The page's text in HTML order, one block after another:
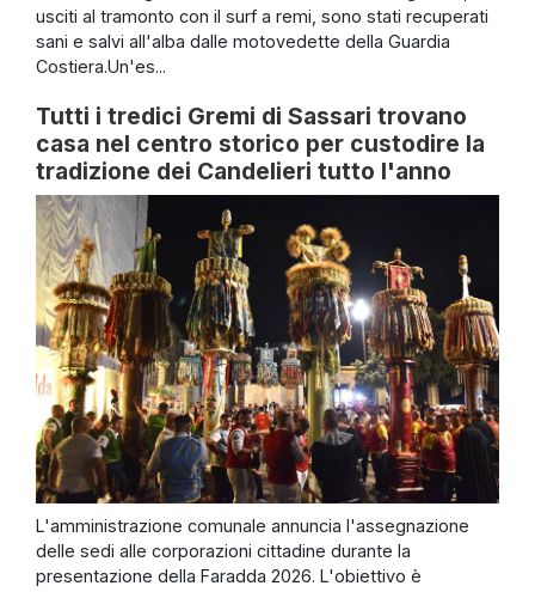
usciti al tramonto con il surf a remi, sono stati recuperati
sani e salvi all'alba dalle motovedette della Guardia
Costiera.Un'es...
Tutti i tredici Gremi di Sassari trovano
casa nel centro storico per custodire la
tradizione dei Candelieri tutto l'anno
L'amministrazione comunale annuncia l'assegnazione
delle sedi alle corporazioni cittadine durante la
presentazione della Faradda 2026. L'obiettivo è